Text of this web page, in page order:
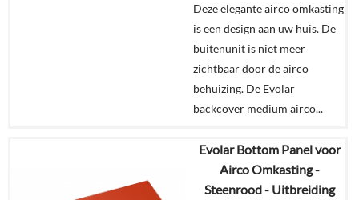
Deze elegante airco omkasting
is een design aan uw huis. De
buitenunit is niet meer
zichtbaar door de airco
behuizing. De Evolar
backcover medium airco...
€205,00
Evolar Bottom Panel voor
Airco Omkasting -
Steenrood - Uitbreiding